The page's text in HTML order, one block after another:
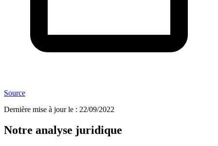
Source
Dernière mise à jour le : 22/09/2022
Notre analyse juridique